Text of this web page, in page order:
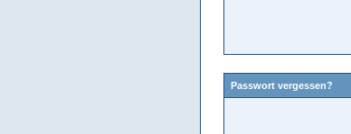
Passwort vergessen?